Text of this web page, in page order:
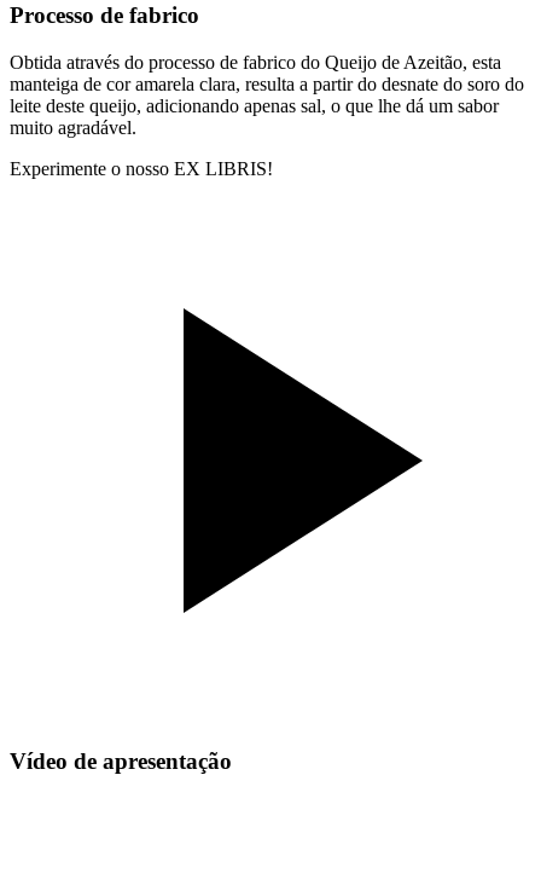
Processo de fabrico
Obtida através do processo de fabrico do Queijo de Azeitão, esta
manteiga de cor amarela clara, resulta a partir do desnate do soro do
leite deste queijo, adicionando apenas sal, o que lhe dá um sabor
muito agradável.
Experimente o nosso EX LIBRIS!
Vídeo de apresentação